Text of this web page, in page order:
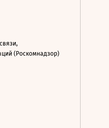
(Роскомнадзор)